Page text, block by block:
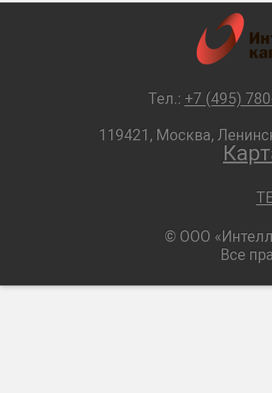
Тел.: +7 (495)
119421, Москва,
© ООО
Все